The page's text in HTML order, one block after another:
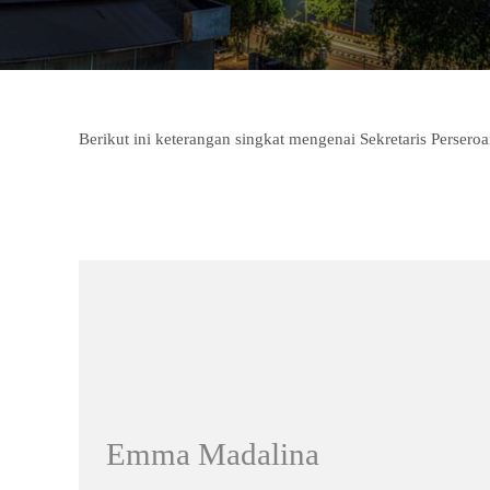
Berikut ini keterangan singkat mengenai Sekretaris
Emma Madalina